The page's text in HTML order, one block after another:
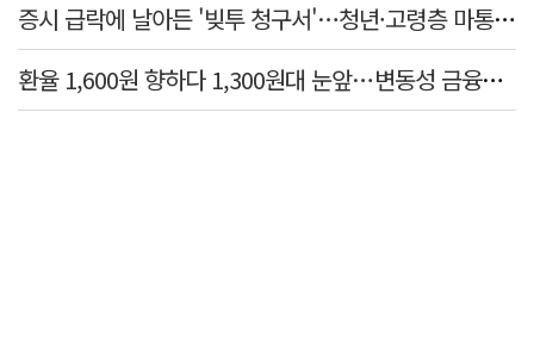
증시 급락에 날아든 '빚투 청구서'…청년·고령층 마통 연체↑
환율 1,600원 향하다 1,300원대 눈앞…변동성 금융위기 후 최고